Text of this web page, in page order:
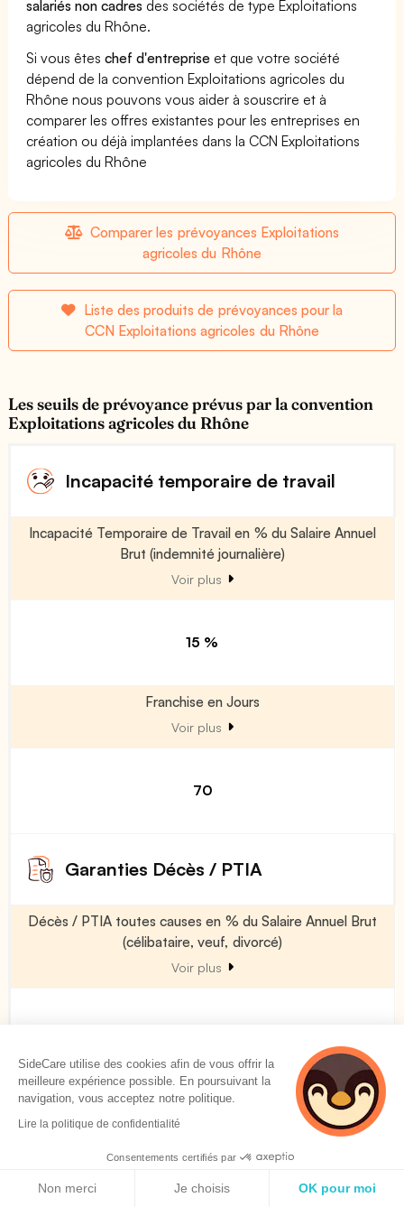
salariés non cadres des sociétés de type Exploitations
agricoles du Rhône.
Si vous êteschef d'entreprise et que votre société
dépend de la convention Exploitations agricoles du
Rhône nous pouvons vous aider à souscrire et à
comparer les offres existantes pour les entreprises en
création ou déjà implantées dans la CCN Exploitations
agricoles du Rhône
Comparer les prévoyances Exploitations
agricoles du Rhône
Liste des produits de prévoyances pour la
CCN Exploitations agricoles du Rhône
Les seuils de prévoyance prévus par la convention
Exploitations agricoles du Rhône
Incapacité temporaire de travail
Incapacité Temporaire de Travail en % du Salaire Annuel
Brut (indemnité journalière)
Voir plus
15 %
Franchise en Jours
Voir plus
70
Garanties Décès / PTIA
Décès / PTIA toutes causes en % du Salaire Annuel Brut
(célibataire, veuf, divorcé)
Voir plus
Décès / PTIA toutes causes en % du Salaire Annuel Brut
(marié)
100 %
SideCare utilise des cookies afin de vous offrir la
meilleure expérience possible. En poursuivant la
navigation, vous acceptez notre politique.
Lire la politique de confidentialité
Consentements certifiés par
Non merci Je choisis OK pour moi